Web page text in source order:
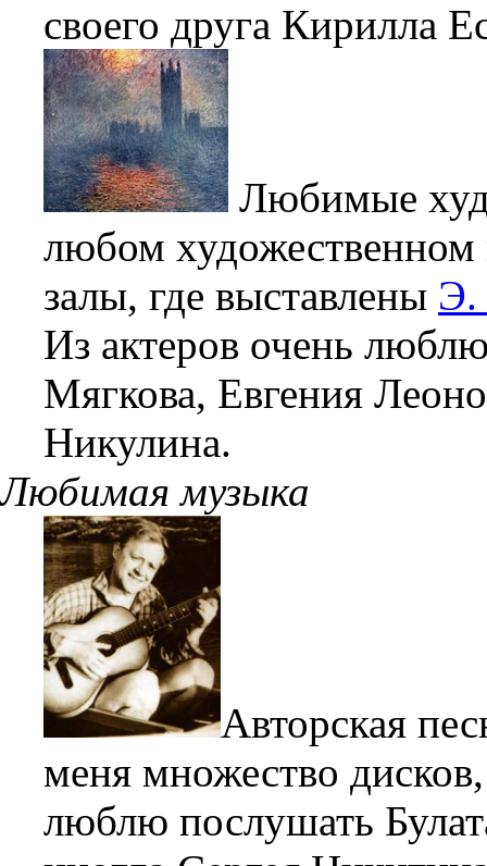
своего друга Кирилла
Любимые
любом художественном
залы, где выставлены Э.
Из актеров очень
Мягкова, Евгения
Никулина.
Любимая музыка
Авторская
меня множество
люблю послушать